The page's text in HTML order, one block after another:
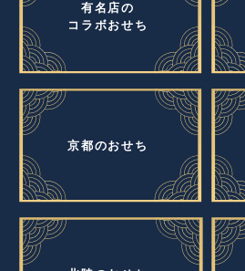
有名店の
コラボおせち
京都のおせち